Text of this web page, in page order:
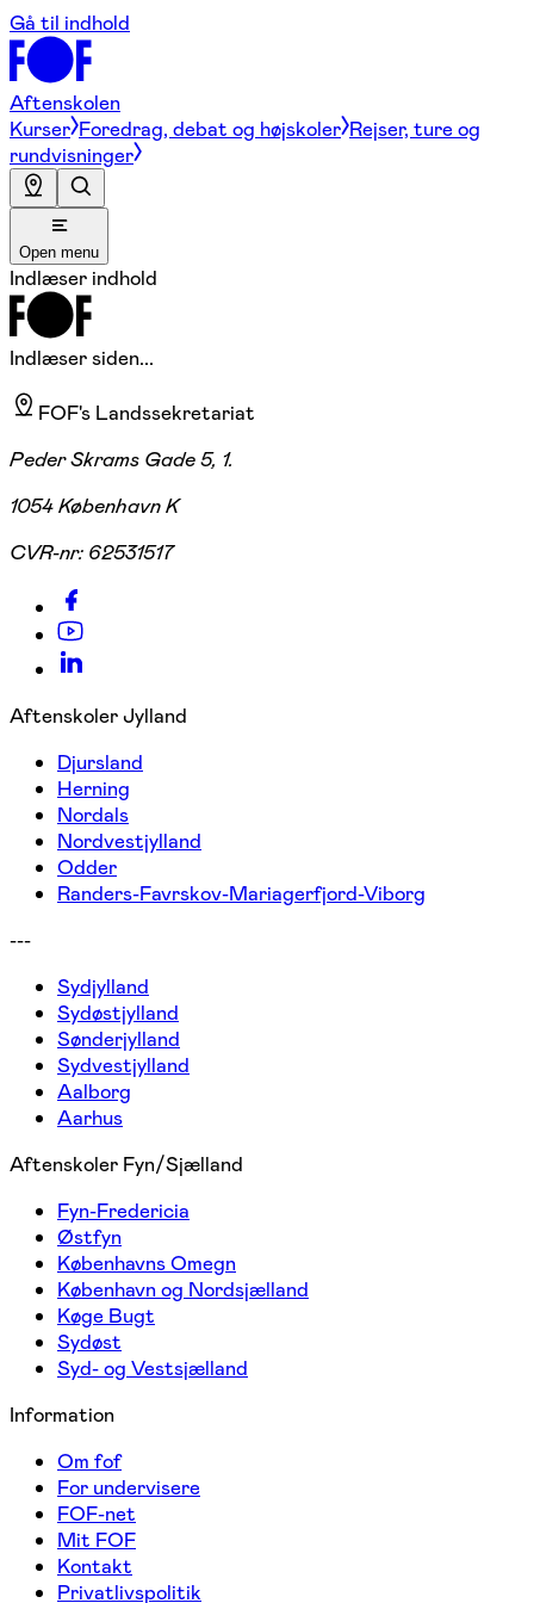
Gå til indhold
Aftenskolen
Kurser Foredrag, debat og højskoler Rejser, ture og
rundvisninger
Open menu
Indlæser indhold
Indlæser siden...
FOF's Landssekretariat
Peder Skrams Gade 5, 1.
1054 København K
CVR-nr: 62531517
Aftenskoler Jylland
Djursland
Herning
Nordals
Nordvestjylland
Odder
Randers-Favrskov-Mariagerfjord-Viborg
---
Sydjylland
Sydøstjylland
Sønderjylland
Sydvestjylland
Aalborg
Aarhus
Aftenskoler Fyn/Sjælland
Fyn-Fredericia
Østfyn
Københavns Omegn
København og Nordsjælland
Køge Bugt
Sydøst
Syd- og Vestsjælland
Information
Om fof
For undervisere
FOF-net
Mit FOF
Kontakt
Privatlivspolitik